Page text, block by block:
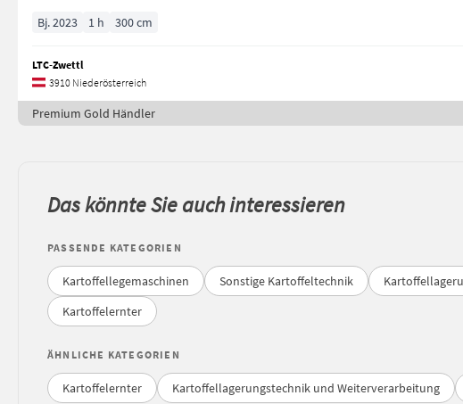
Bj. 2023 1 h 300 cm
LTC-Zwettl
3910 Niederösterreich
Premium Gold Händler
Das könnte Sie auch interessieren
PASSENDE KATEGORIEN
Kartoffellegemaschinen Sonstige Kartoffeltechnik
Kartoffelernter
ÄHNLICHE KATEGORIEN
Kartoffelernter Kartoffellagerungstechnik und Weiterverarbeitung